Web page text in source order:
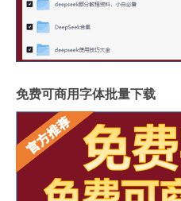
免费可商用字体批量下载